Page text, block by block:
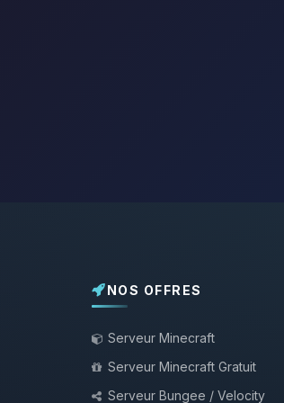
NOS OFFRES
Serveur Minecraft
Serveur Minecraft Gratuit
Serveur Bungee / Velocity